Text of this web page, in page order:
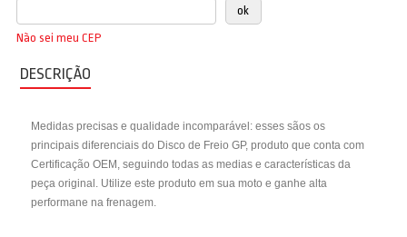
Não sei meu CEP
DESCRIÇÃO
Medidas precisas e qualidade incomparável: esses sãos os
principais diferenciais do Disco de Freio GP, produto que conta com
Certificação OEM, seguindo todas as medias e características da
peça original. Utilize este produto em sua moto e ganhe alta
performane na frenagem.